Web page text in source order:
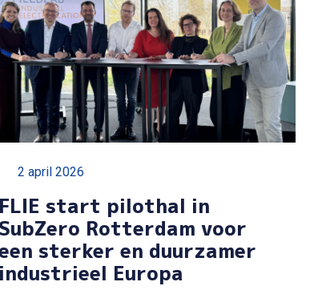
2 april 2026
FLIE start pilothal in
SubZero Rotterdam voor
sterker en duurzamer
industrieel Europa